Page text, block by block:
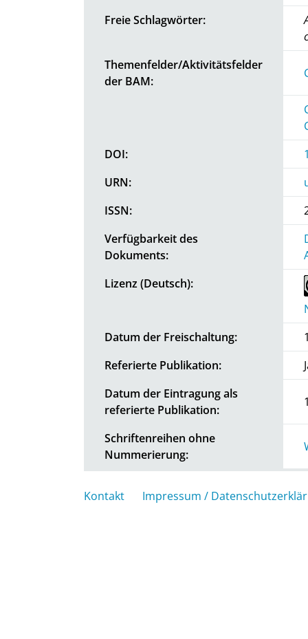
Freie Schlagwörter:
Themenfelder/Aktivitätsfelder
der BAM:
DOI:
URN:
ISSN:
Verfügbarkeit des
Dokuments:
Lizenz (Deutsch):
Datum der Freischaltung:
Referierte Publikation:
Datum der Eintragung als
referierte Publikation:
Schriftenreihen ohne
Nummerierung:
Kontakt Impressum /